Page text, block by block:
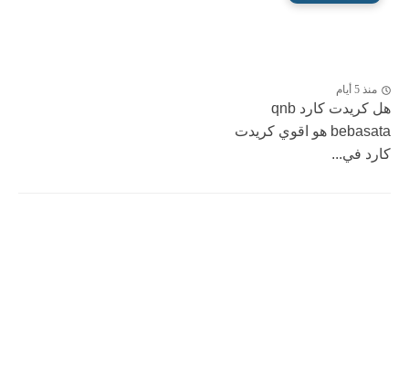
منذ 5 أيام
هل كريدت كارد qnb
bebasata هو اقوي كريدت
كارد في...